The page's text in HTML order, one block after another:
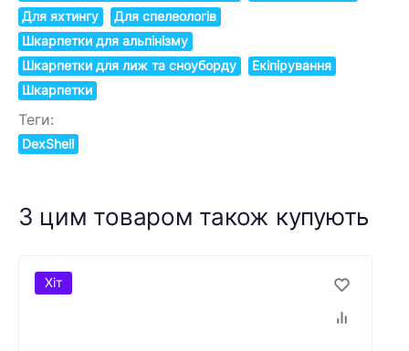
Для яхтингу
Для спелеологів
Шкарпетки для альпінізму
Шкарпетки для лиж та сноуборду
Екіпірування
Шкарпетки
Теги:
DexShell
З цим товаром також купують
Хіт